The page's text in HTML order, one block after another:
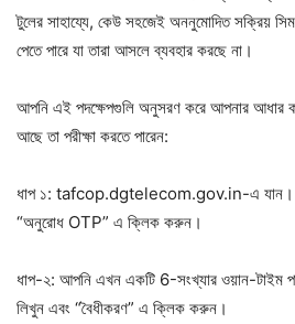
টুলের সাহায্যে, কেউ সহজেই অননুমোদিত সক্রিয় সিম
পেতে পারে যা তারা আসলে ব্যবহার করছে না।
আপনি এই পদক্ষেপগুলি অনুসরণ করে আপনার আধার
আছে তা পরীক্ষা করতে পারেন:
ধাপ ১: tafcop.dgtelecom.gov.in-এ যান।
“অনুরোধ OTP” এ ক্লিক করুন।
ধাপ-২: আপনি এখন একটি 6-সংখ্যার ওয়ান-টাইম
লিখুন এবং “বৈধীকরণ” এ ক্লিক করুন।